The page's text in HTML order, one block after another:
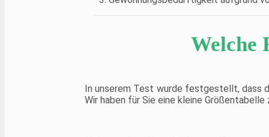
Welche
In unserem Test wurde festgestellt, dass
Wir haben für Sie eine kleine